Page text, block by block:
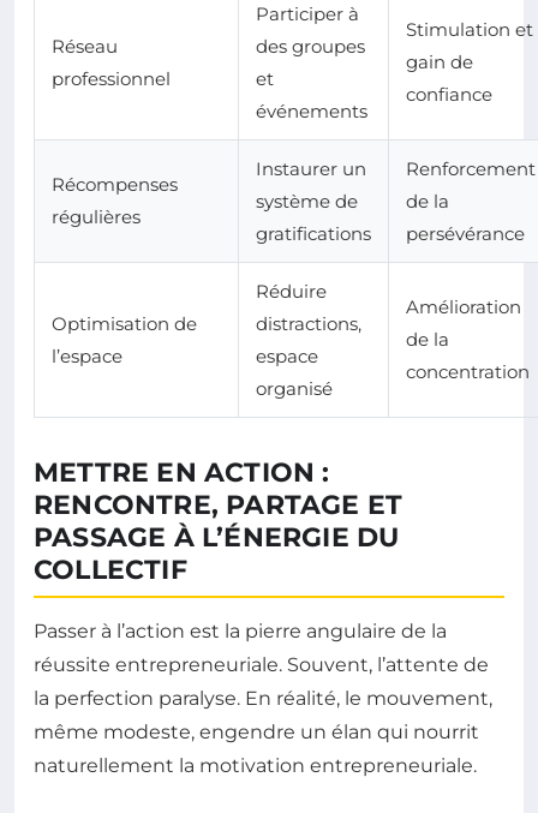
Réseau
professionnel
Participer à
des groupes
et
événements
Stimulation et
gain de
confiance
Récompenses
régulières
Instaurer un
système de
gratifications
Renforcement
de la
persévérance
Optimisation de
l’espace
Réduire
distractions,
espace
organisé
Amélioration
de la
concentration
METTRE EN ACTION :
RENCONTRE, PARTAGE ET
PASSAGE À L’ÉNERGIE DU
COLLECTIF
Passer à l’action est la pierre angulaire de la
réussite entrepreneuriale. Souvent, l’attente de
la perfection paralyse. En réalité, le mouvement,
même modeste, engendre un élan qui nourrit
naturellement la motivation entrepreneuriale.